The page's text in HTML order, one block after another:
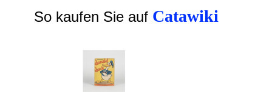
So kaufen Sie auf Catawiki